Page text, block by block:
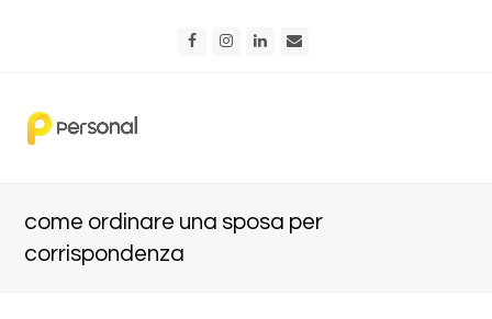
FacebookInstagram
LinkedIn
come ordinare una sposa per
corrispondenza